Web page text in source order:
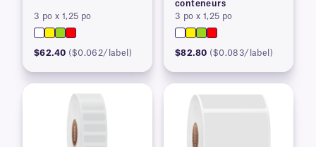
3 po x 1,25 po
$62.40 ($0.062/label)
conteneurs
3 po x 1,25 po
$82.80 ($0.083/label)